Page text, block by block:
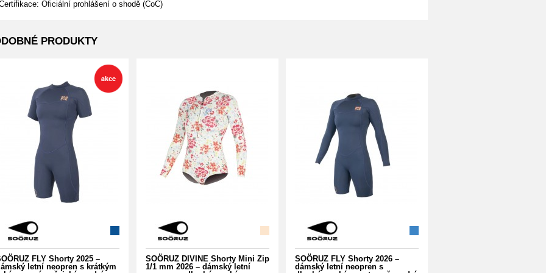
Oficiální prohlášení o shodě (CoC)
PRODUKTY
FLY Shorty 2025 –
letní neopren s krátkým
SOÖRUZ DIVINE Shorty Mini Zip
1/1 mm 2026 – dámský letní
SOÖRUZ FLY Shorty 2026 –
dámský letní neopren s